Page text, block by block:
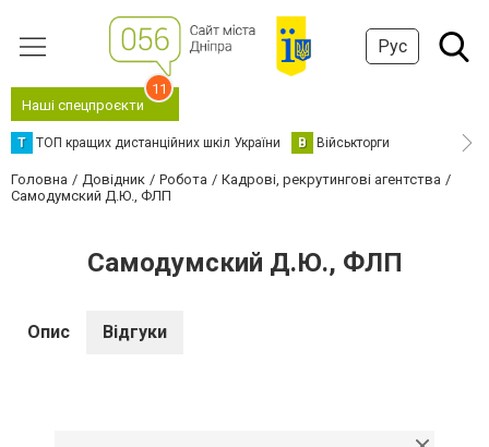
Рус
Наші спецпроєкти
11
Т ТОП кращих дистанційних шкіл України В Військторги
Головна Довідник Робота
Кадрові, рекрутингові агентства
Самодумский Д.Ю., ФЛП
Самодумский Д.Ю., ФЛП
Опис Відгуки